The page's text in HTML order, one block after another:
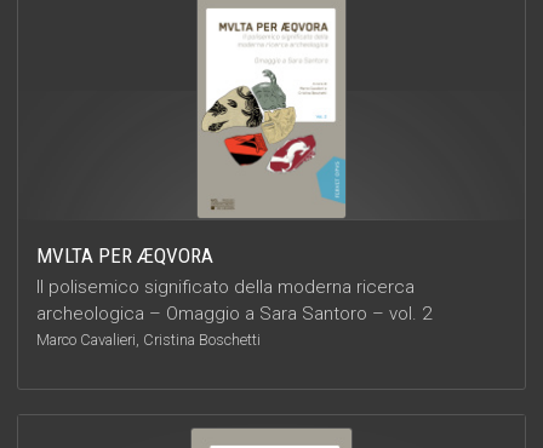
MVLTA PER ÆQVORA
Il polisemico significato della moderna ricerca
archeologica – Omaggio a Sara Santoro – vol. 2
Marco Cavalieri, Cristina Boschetti